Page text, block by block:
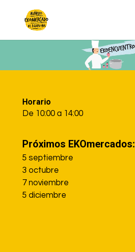
Horario
De 10:00 a 14:00
Próximos EKOmercados:
5 septiembre
3 octubre
7 noviembre
5 diciembre